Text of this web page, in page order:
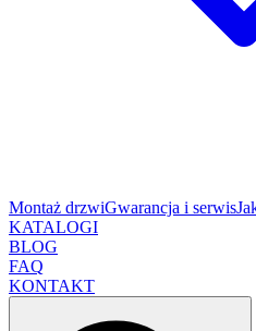
Montaż drzwiGwarancja i serwis
KATALOGI
BLOG
FAQ
KONTAKT